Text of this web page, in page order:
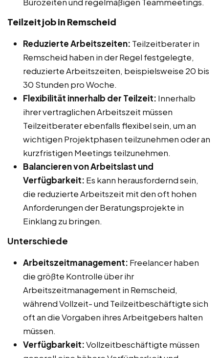
Teilzeitjob in Remscheid
Reduzierte Arbeitszeiten: Teilzeitberater in
Remscheid haben in der Regel festgelegte,
reduzierte Arbeitszeiten, beispielsweise 20 bis
30 Stunden pro Woche.
Flexibilität innerhalb der Teilzeit: Innerhalb
ihrer vertraglichen Arbeitszeit müssen
Teilzeitberater ebenfalls flexibel sein, um an
wichtigen Projektphasen teilzunehmen oder an
kurzfristigen Meetings teilzunehmen.
Balancieren von Arbeitslast und
Verfügbarkeit: Es kann herausfordernd sein,
die reduzierte Arbeitszeit mit den oft hohen
Anforderungen der Beratungsprojekte in
Einklang zu bringen.
Unterschiede
Arbeitszeitmanagement: Freelancer haben
die größte Kontrolle über ihr
Arbeitszeitmanagement in Remscheid,
während Vollzeit- und Teilzeitbeschäftigte sich
oft an die Vorgaben ihres Arbeitgebers halten
müssen.
Verfügbarkeit:Vollzeitbeschäftigte müssen